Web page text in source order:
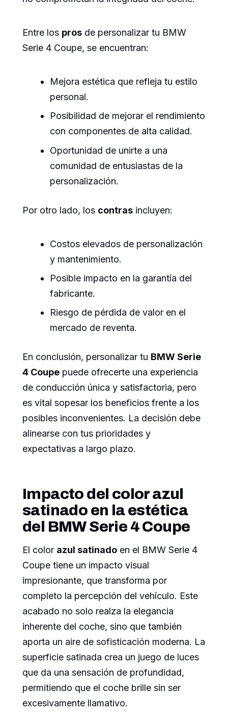
Entre los pros de personalizar tu BMW
Serie 4 Coupe, se encuentran:
Mejora estética que refleja tu estilo
personal.
Posibilidad de mejorar el rendimiento
con componentes de alta calidad.
Oportunidad de unirte a una
comunidad de entusiastas de la
personalización.
Por otro lado, los contras incluyen:
Costos elevados de personalización
y mantenimiento.
Posible impacto en la garantía del
fabricante.
Riesgo de pérdida de valor en el
mercado de reventa.
En conclusión, personalizar tu BMW Serie
4 Coupe puede ofrecerte una experiencia
de conducción única y satisfactoria, pero
es vital sopesar los beneficios frente a los
posibles inconvenientes. La decisión debe
alinearse con tus prioridades y
expectativas a largo plazo.
Impacto del color azul
satinado en la estética
del BMW Serie 4 Coupe
El color azul satinado en el BMW Serie 4
Coupe tiene un impacto visual
impresionante, que transforma por
completo la percepción del vehículo. Este
acabado no solo realza la elegancia
inherente del coche, sino que también
aporta un aire de sofisticación moderna. La
superficie satinada crea un juego de luces
que da una sensación de profundidad,
permitiendo que el coche brille sin ser
excesivamente llamativo.